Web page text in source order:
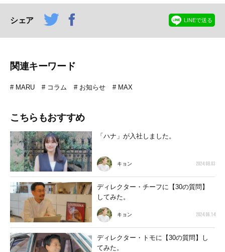
シェア LINEで送る
関連キーワード
MARU コラム お知らせ MAX
こちらもおすすめ
「ハナ」が入社しました。
キョン 2024.08.03
ディレクター・チーフに【30の質問】
してみた。
キョン 2024.06.14
ディレクター・トモに【30の質問】し
てみた。